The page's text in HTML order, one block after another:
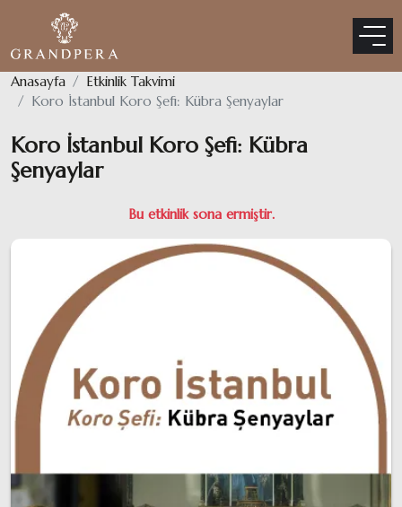
Anasayfa
Etkinlik Takvimi
Koro İstanbul Koro Şefi: Kübra Şenyaylar
Koro İstanbul Koro Şefi: Kübra
Şenyaylar
Bu etkinlik sona ermiştir.